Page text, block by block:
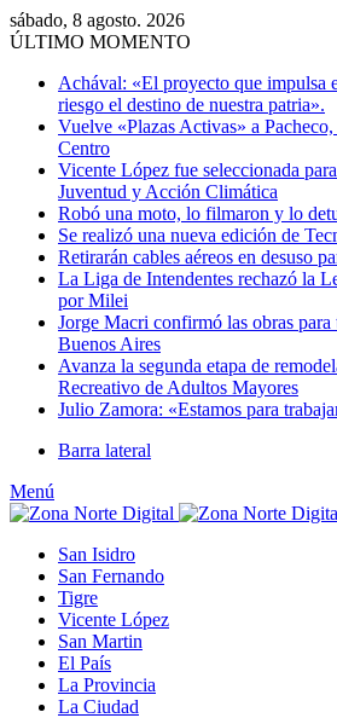
sábado, 8 agosto. 2026
ÚLTIMO MOMENTO
Achával: «El proyecto que impulsa
riesgo el destino de nuestra patria».
Vuelve «Plazas Activas» a
Centro
Vicente López fue seleccionada
Juventud y Acción Climática
Robó una moto, lo filmaron y lo
Se realizó una nueva edición de
Retirarán cables aéreos en desuso
La Liga de Intendentes rechazó la
por Milei
Jorge Macri confirmó las obras para
Buenos Aires
Avanza la segunda etapa de
Recreativo de Adultos Mayores
Julio Zamora: «Estamos para
Barra lateral
Menú
San Isidro
San Fernando
Tigre
Vicente López
San Martin
El País
La Provincia
La Ciudad